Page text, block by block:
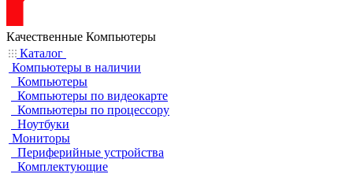
Качественные Компьютеры
Каталог
Компьютеры в наличии
Компьютеры
Компьютеры по видеокарте
Компьютеры по процессору
Ноутбуки
Мониторы
Периферийные устройства
Комплектующие